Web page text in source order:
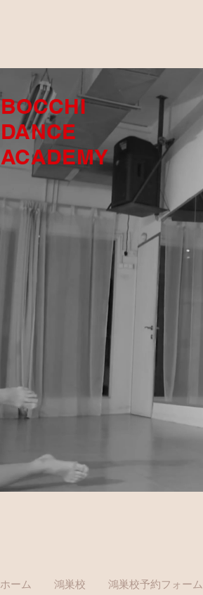
BOCCHI
DANCE
ACADEMY
ホーム 鴻巣校 鴻巣校予約フォーム